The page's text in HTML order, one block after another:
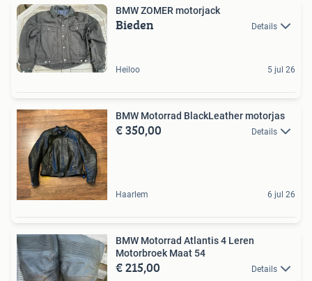
BMW ZOMER motorjack
Bieden Details
Heiloo 5 jul 26
BMW Motorrad BlackLeather motorjas
€ 350,00 Details
Haarlem 6 jul 26
BMW Motorrad Atlantis 4 Leren
Motorbroek Maat 54
€ 215,00 Details